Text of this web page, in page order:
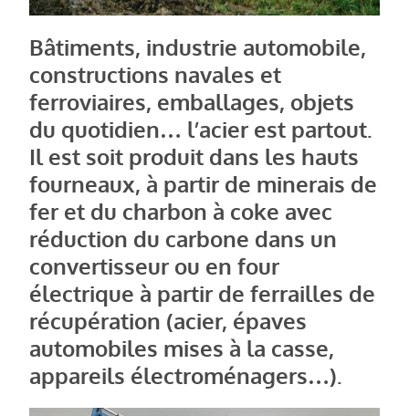
Bâtiments, industrie automobile,
constructions navales et
ferroviaires, emballages, objets
du quotidien… l’acier est partout.
Il est soit produit dans les hauts
fourneaux, à partir de minerais de
fer et du charbon à coke avec
réduction du carbone dans un
convertisseur ou en four
électrique à partir de ferrailles de
récupération (acier, épaves
automobiles mises à la casse,
appareils électroménagers…).